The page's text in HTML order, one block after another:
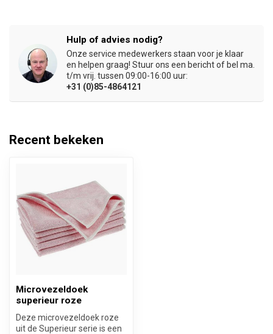
Hulp of advies nodig?
Onze service medewerkers staan voor je klaar
en helpen graag! Stuur ons een bericht of bel ma.
t/m vrij. tussen 09:00-16:00 uur:
+31 (0)85-4864121
Recent bekeken
Microvezeldoek
superieur roze
Deze microvezeldoek roze
uit de Superieur serie is een